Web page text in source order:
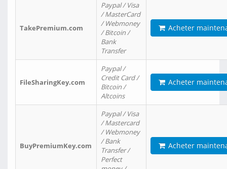
TakePremium.com
Paypal / Visa
/ MasterCard
/ Webmoney
/ Bitcoin /
Bank
Transfer
Acheter
FileSharingKey.com
Paypal /
Credit Card /
Bitcoin /
Altcoins
Acheter
BuyPremiumKey.com
Paypal / Visa
/ Mastercard
/ Webmoney
/ Bank
Transfer /
Perfect
Acheter